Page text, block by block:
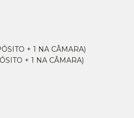
+ 1 NA CÂMARA)
+ 1 NA CÂMARA)